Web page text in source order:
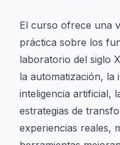
El curso ofrece una
práctica sobre los
laboratorio del siglo
la automatización, la
inteligencia artificial,
estrategias de
experiencias reales,